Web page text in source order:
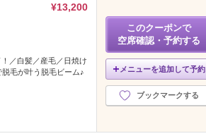
¥13,200
／白髪／産毛／日焼け
毛が叶う脱毛ビーム♪
このクーポンで
空席確認・予約する
メニューを追加して予約
ブックマークする